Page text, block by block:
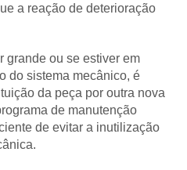
a reação de deterioração
grande ou se estiver em
do sistema mecânico, é
da peça por outra nova
de manutenção
de evitar a inutilização